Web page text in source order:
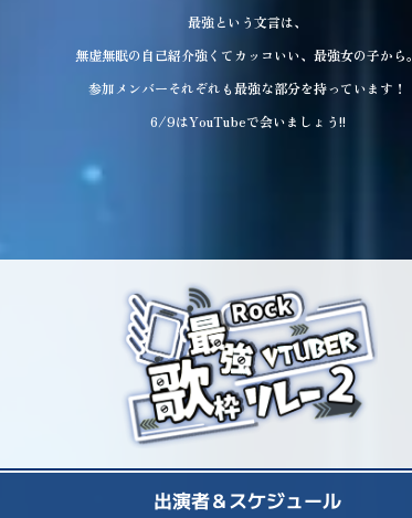
最強という文言は、
無虚無眠の自己紹介強くてカッコいい、最強女の子から。
参加メンバーそれぞれも最強な部分を持っています！
6/9はYouTubeで会いましょう!!
出演者＆スケジュール